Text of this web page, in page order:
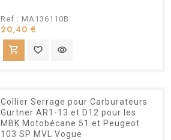
Ref : MA136110B
20,40 €
shopping_cart favorite_border visibility
Collier Serrage pour Carburateurs
Gurtner AR1-13 et D12 pour les
MBK Motobécane 51 et Peugeot
103 SP MVL Vogue